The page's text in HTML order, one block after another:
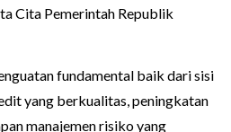
Cita Pemerintah Republik
fundamental baik dari sisi
yang berkualitas, peningkatan
manajemen risiko yang